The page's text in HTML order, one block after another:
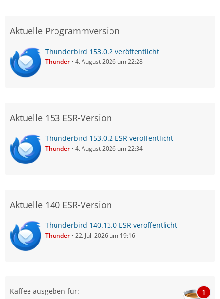
Aktuelle Programmversion
Thunderbird 153.0.2 veröffentlicht
Thunder 4. August 2026 um 22:28
Aktuelle 153 ESR-Version
Thunderbird 153.0.2 ESR veröffentlicht
Thunder 4. August 2026 um 22:34
Aktuelle 140 ESR-Version
Thunderbird 140.13.0 ESR veröffentlicht
Thunder 22. Juli 2026 um 19:16
Kaffee ausgeben für: 1